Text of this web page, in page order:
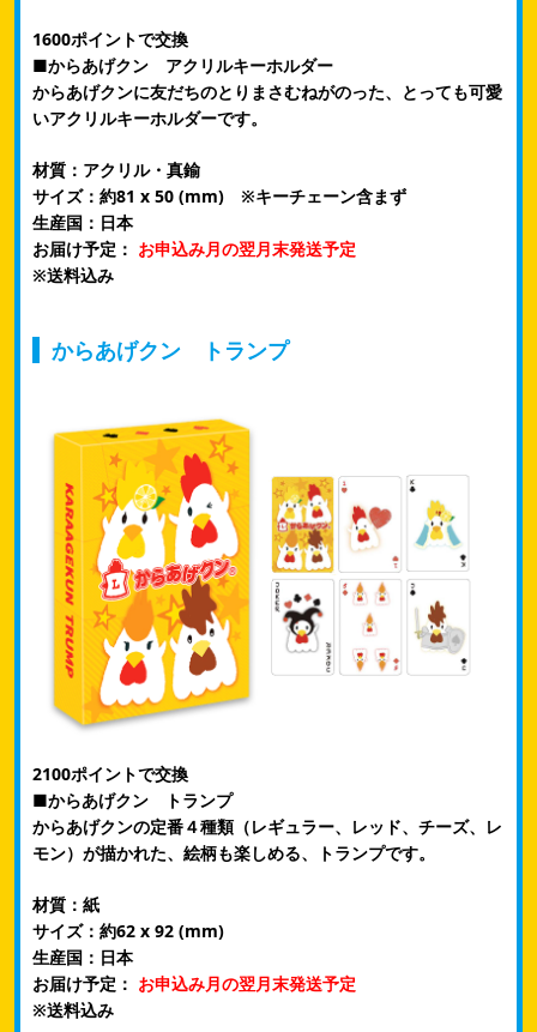
1600ポイントで交換
■からあげクン アクリルキーホルダー
からあげクンに友だちのとりまさむねがのった、とっても可愛
いアクリルキーホルダーです。
材質：アクリル・真鍮
サイズ：約81 x 50 (mm) ※キーチェーン含まず
生産国：日本
お届け予定： お申込み月の翌月末発送予定
​※送料込み
からあげクン トランプ
2100ポイントで交換
■からあげクン トランプ
からあげクンの定番４種類（レギュラー、レッド、チーズ、レ
モン）が描かれた、絵柄も楽しめる、トランプです。
材質：紙
サイズ：約62 x 92 (mm)
生産国：日本
お届け予定： お申込み月の翌月末発送予定
​※送料込み